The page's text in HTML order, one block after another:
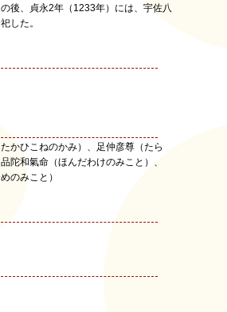
後、貞永2年（1233年）には、宇佐八
した。
かひこねのかみ）、足仲彦尊（たら
陀和氣命（ほんだわけのみこと）、
のみこと）